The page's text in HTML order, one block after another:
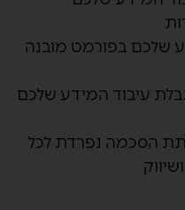
שלכם בפורמט מובנה
עיבוד המידע שלכם
הסכמה נפרדת לכל